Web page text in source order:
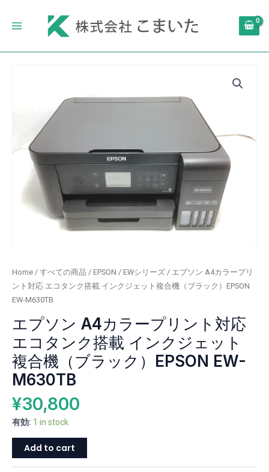
Menu
Home / すべての商品 / EPSON / EWシリーズ / エプソン A4カラープリ
ント対応 エコタンク搭載 インクジェット複合機（ブラック）EPSON
EW-M630TB
エプソン A4カラープリント対応
エコタンク搭載 インクジェット
複合機（ブラック）EPSON EW-
M630TB
¥30,800
有効: 1 in stock
ラ
コ
タ
ン
ク
載
イ
ン
ク
ジ
ェ
複
Add to cart